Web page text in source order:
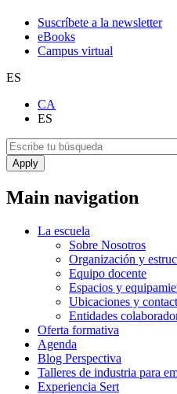
Suscríbete a la newsletter
eBooks
Campus virtual
ES
CA
ES
Main navigation
La escuela
Sobre Nosotros
Organización y
Equipo docente
Espacios y
Ubicaciones y
Entidades
Oferta formativa
Agenda
Blog Perspectiva
Talleres de industria para
Experiencia Sert